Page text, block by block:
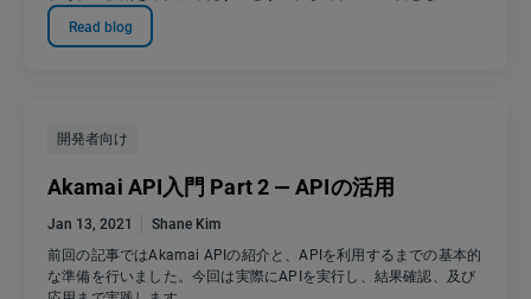
Read blog
開発者向け
Akamai API入門 Part 2 — APIの活用
Jan 13, 2021
Shane Kim
前回の記事ではAkamai APIの紹介と、APIを利用するまでの基本的
な準備を行いました。今回は実際にAPIを実行し、結果確認、及び